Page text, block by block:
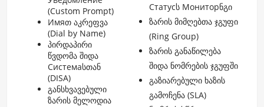
(Custom Prompt)
Имяთ აკრეფვა
(Dial by Name)
პირდაპირი
წვდომა შიდა
Системаსთან
(DISA)
განსხვავებული
ზარის მელოდია
Статусს Мониторნგი
ზარის მიმღებთა ჯგუფი
(Ring Group)
ზარის განაწილება
შიდა ნომრების ჯგუფში
გაზიარებული ხაზის
გამოჩენა (SLA)